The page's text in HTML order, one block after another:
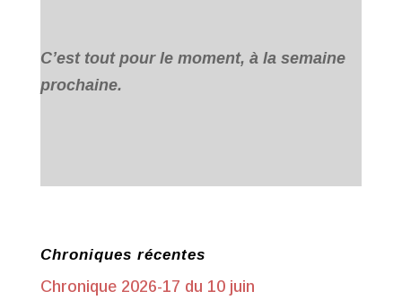
C’est tout pour le moment, à la semaine
prochaine.
Chroniques récentes
Chronique 2026-17 du 10 juin